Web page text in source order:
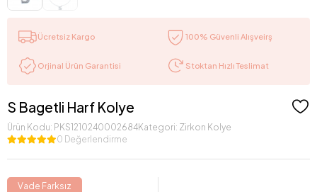
Ücretsiz Kargo 100% Güvenli Alışveirş
Orjinal Ürün Garantisi Stoktan Hızlı Teslimat
S Bagetli Harf Kolye
Ürün Kodu: PKS1210240002684Kategori: Zirkon Kolye
0 Değerlendirme
Vade Farksız